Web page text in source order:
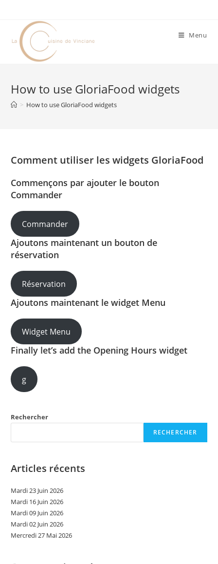
content
Menu
How to use GloriaFood widgets
> How to use GloriaFood widgets
Comment utiliser les widgets GloriaFood
Commençons par ajouter le bouton
Commander
Commander
Ajoutons maintenant un bouton de
réservation
Réservation
Ajoutons maintenant le widget Menu
Widget Menu
Finally let’s add the Opening Hours widget
g
Rechercher
RECHERCHER
Articles récents
Mardi 23 Juin 2026
Mardi 16 Juin 2026
Mardi 09 Juin 2026
Mardi 02 Juin 2026
Mercredi 27 Mai 2026